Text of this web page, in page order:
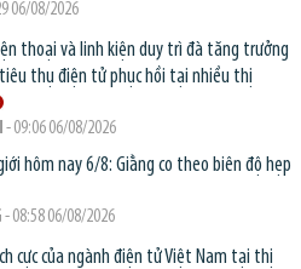
06/08/2026
thoại và linh kiện duy trì đà tăng trưởng
thụ điện tử phục hồi tại nhiều thị
- 09:06 06/08/2026
hôm nay 6/8: Giằng co theo biên độ hẹp
- 08:58 06/08/2026
cực của ngành điện tử Việt Nam tại thị